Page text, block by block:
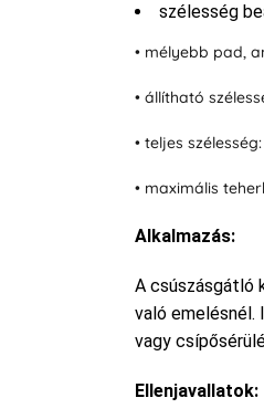
szélesség
• mélyebb pad,
• állítható
• teljes szélesség:
• maximális
Alkalmazás:
A csúszásgátló
való emelésnél.
vagy
Ellenjavallatok: